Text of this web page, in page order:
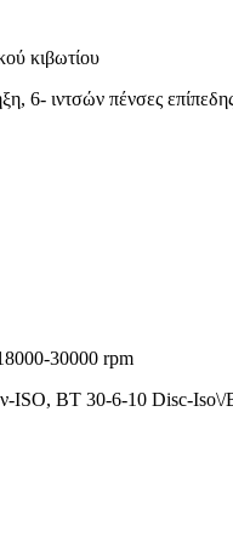
κιβωτίου
6- ιντσών πένσες
30000 rpm
ISO, BT 30-6-10 Disc-